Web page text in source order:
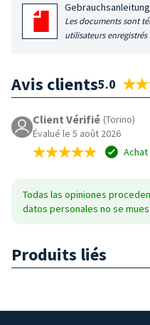
Les documents sont
utilisateurs enregistrés
Avis clients5.0
Client Vérifié (Torino)
Évalué le 5 août 2026
Todas las opiniones
datos personales no se
Produits liés